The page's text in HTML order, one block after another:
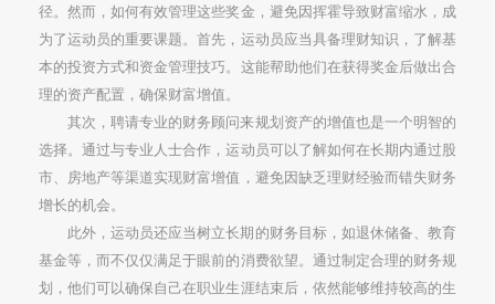
径。然而，如何有效管理这些奖金，避免因挥霍导致财富缩水，成
为了运动员的重要课题。首先，运动员应当具备理财知识，了解基
本的投资方式和资金管理技巧。这能帮助他们在获得奖金后做出合
理的资产配置，确保财富增值。
其次，聘请专业的财务顾问来规划资产的增值也是一个明智的
选择。通过与专业人士合作，运动员可以了解如何在长期内通过股
市、房地产等渠道实现财富增值，避免因缺乏理财经验而错失财务
增长的机会。
此外，运动员还应当树立长期的财务目标，如退休储备、教育
基金等，而不仅仅满足于眼前的消费欲望。通过制定合理的财务规
划，他们可以确保自己在职业生涯结束后，依然能够维持较高的生